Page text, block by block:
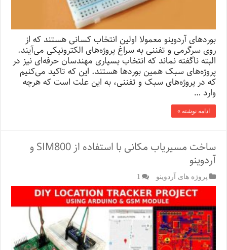
بوردهای آردوینو معمولا اولین انتخاب کسانی هستند که از
روی سرگرمی و تفننی به سراغ پروژه‌های الکترونیکی می‌آیند.
البته ناگفته نماند که انتخاب بسیاری مهندسان حرفه‌ای نیز در
پروژه‌های سبک همین بوردها هستند. این که تاکید می‌کنیم
که در پروژه‌های سبک و تفننی، به این علت است که هرچه
وارد …
ادامه نوشته »
ساخت مسیریاب مکانی با استفاده از SIM800 و
آردوینو
پروژه های آردوینو 1